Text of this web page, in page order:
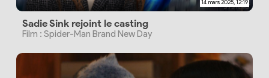
14 mars 2025, 12:19
Sadie Sink rejoint le casting
Film : Spider-Man Brand New Day